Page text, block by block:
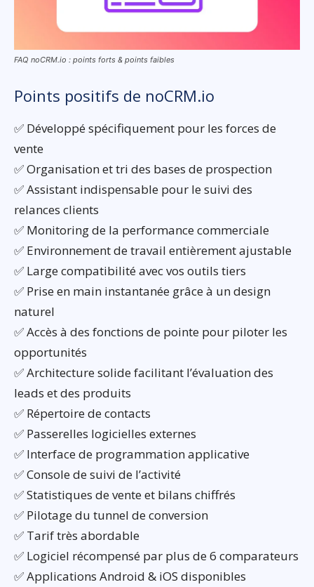
FAQ noCRM.io : points forts & points faibles
Points positifs de noCRM.io
✅ Développé spécifiquement pour les forces de
vente
✅ Organisation et tri des bases de prospection
✅ Assistant indispensable pour le suivi des
relances clients
✅ Monitoring de la performance commerciale
✅ Environnement de travail entièrement ajustable
✅ Large compatibilité avec vos outils tiers
✅ Prise en main instantanée grâce à un design
naturel
✅ Accès à des fonctions de pointe pour piloter les
opportunités
✅ Architecture solide facilitant l’évaluation des
leads et des produits
✅ Répertoire de contacts
✅ Passerelles logicielles externes
✅ Interface de programmation applicative
✅ Console de suivi de l’activité
✅ Statistiques de vente et bilans chiffrés
✅ Pilotage du tunnel de conversion
✅ Tarif très abordable
✅ Logiciel récompensé par plus de 6 comparateurs
✅ Applications Android & iOS disponibles